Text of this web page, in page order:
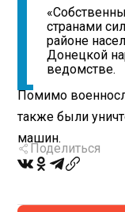
странами
районе
Донецкой
ведомстве.
Помимо
также были
машин.
Поделиться